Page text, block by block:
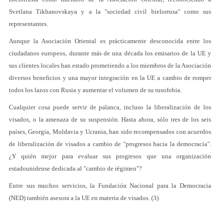
Svetlana Tikhanovskaya y a la "sociedad civil bielorrusa" como sus
representantes.
Aunque la Asociación Oriental es prácticamente desconocida entre los
ciudadanos europeos, durante más de una década los emisarios de la UE y
sus clientes locales han estado prometiendo a los miembros de la Asociación
diversos beneficios y una mayor integración en la UE a cambio de romper
todos los lazos con Rusia y aumentar el volumen de su rusofobia.
Cualquier cosa puede servir de palanca, incluso la liberalización de los
visados, o la amenaza de su suspensión. Hasta ahora, sólo tres de los seis
países, Georgia, Moldavia y Ucrania, han sido recompensados con acuerdos
de liberalización de visados a cambio de "progresos hacia la democracia".
¿Y quién mejor para evaluar sus progresos que una organización
estadounidense dedicada al "cambio de régimen"?
Entre sus muchos servicios, la Fundación Nacional para la Democracia
(NED) también asesora a la UE en materia de visados. (3)